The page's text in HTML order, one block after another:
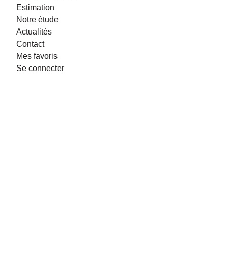
Estimation
Notre étude
Actualités
Contact
Mes favoris
Se connecter